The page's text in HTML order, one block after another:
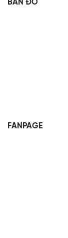
BẢN ĐỒ
FANPAGE